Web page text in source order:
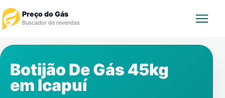
Preço do Gás
Buscador de revendas
Revendedor
Botijão De Gás 45kg
em Icapuí